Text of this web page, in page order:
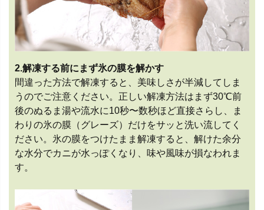
2.解凍する前にまず氷の膜を解かす
間違った方法で解凍すると、美味しさが半減してしま
うのでご注意ください。正しい解凍方法はまず30℃前
後のぬるま湯や流水に10秒〜数秒ほど直接さらし、ま
わりの氷の膜（グレーズ）だけをサッと洗い流してく
ださい。氷の膜をつけたまま解凍すると、解けた余分
な水分でカニが水っぽくなり、味や風味が損なわれま
す。